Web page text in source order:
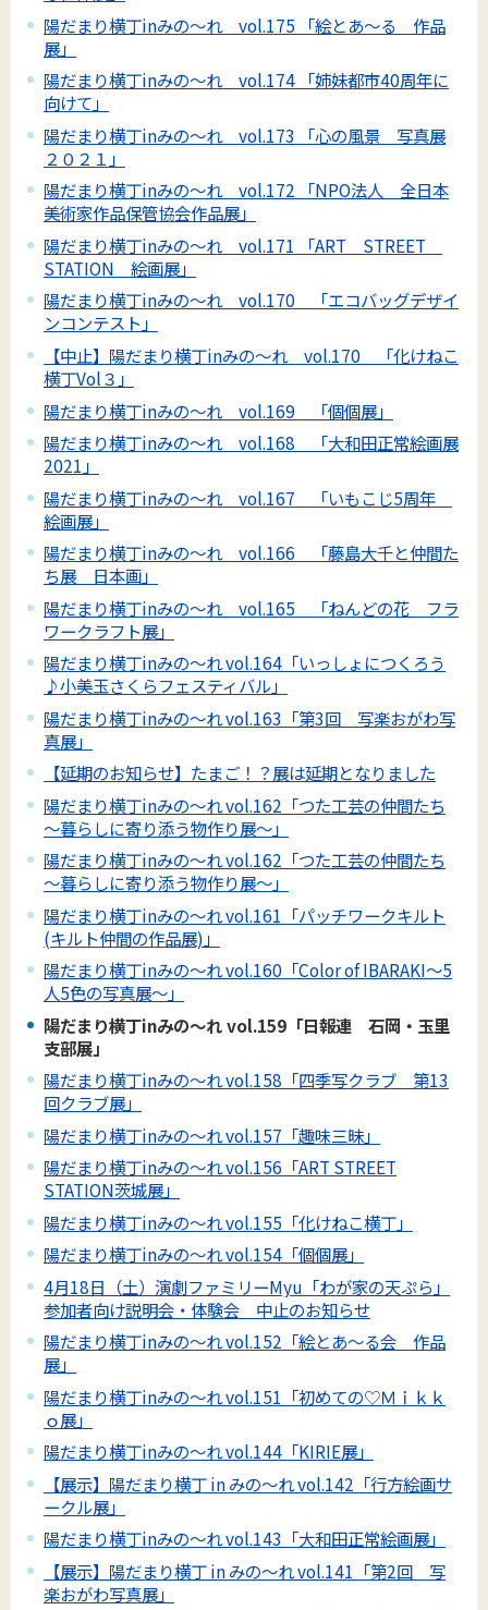
陽だまり横丁inみの～れ vol.175 「絵とあ～る 作品
展」
陽だまり横丁inみの～れ vol.174 「姉妹都市40周年に
向けて」
陽だまり横丁inみの～れ vol.173 「心の風景 写真展
２０２１」
陽だまり横丁inみの～れ vol.172 「NPO法人 全日本
美術家作品保管協会作品展」
陽だまり横丁inみの～れ vol.171 「ART STREET
STATION 絵画展」
陽だまり横丁inみの～れ vol.170 「エコバッグデザイ
ンコンテスト」
【中止】陽だまり横丁inみの～れ vol.170 「化けねこ
横丁Vol３」
陽だまり横丁inみの～れ vol.169 「個個展」
陽だまり横丁inみの～れ vol.168 「大和田正常絵画展
2021」
陽だまり横丁inみの～れ vol.167 「いもこじ5周年
絵画展」
陽だまり横丁inみの～れ vol.166 「藤島大千と仲間た
ち展 日本画」
陽だまり横丁inみの～れ vol.165 「ねんどの花 フラ
ワークラフト展」
陽だまり横丁inみの～れ vol.164「いっしょにつくろう
♪小美玉さくらフェスティバル」
陽だまり横丁inみの～れ vol.163「第3回 写楽おがわ写
真展」
【延期のお知らせ】たまご！？展は延期となりました
陽だまり横丁inみの～れ vol.162「つた工芸の仲間たち
～暮らしに寄り添う物作り展～」
陽だまり横丁inみの～れ vol.162「つた工芸の仲間たち
～暮らしに寄り添う物作り展～」
陽だまり横丁inみの～れ vol.161「パッチワークキルト
(キルト仲間の作品展)」
陽だまり横丁inみの～れ vol.160「Color of IBARAKI～5
人5色の写真展～」
陽だまり横丁inみの～れ vol.159「日報連 石岡・玉里
支部展」
陽だまり横丁inみの～れ vol.158「四季写クラブ 第13
回クラブ展」
陽だまり横丁inみの～れ vol.157「趣味三昧」
陽だまり横丁inみの～れ vol.156「ART STREET
STATION茨城展」
陽だまり横丁inみの～れ vol.155「化けねこ横丁」
陽だまり横丁inみの～れ vol.154「個個展」
4月18日（土）演劇ファミリーMyu「わが家の天ぷら」
参加者向け説明会・体験会 中止のお知らせ
陽だまり横丁inみの～れ vol.152「絵とあ～る会 作品
展」
陽だまり横丁inみの～れ vol.151「初めての♡Ｍｉｋｋ
ｏ展」
陽だまり横丁inみの～れ vol.144「KIRIE展」
【展示】陽だまり横丁 in みの～れ vol.142「行方絵画サ
ークル展」
陽だまり横丁inみの～れ vol.143「大和田正常絵画展」
【展示】陽だまり横丁 in みの～れ vol.141「第2回 写
楽おがわ写真展」